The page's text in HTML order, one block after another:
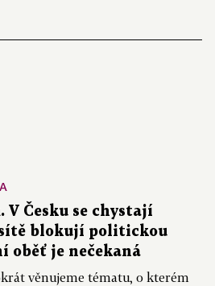
V Česku se chystají
blokují politickou
oběť je nečekaná
věnujeme tématu, o kterém